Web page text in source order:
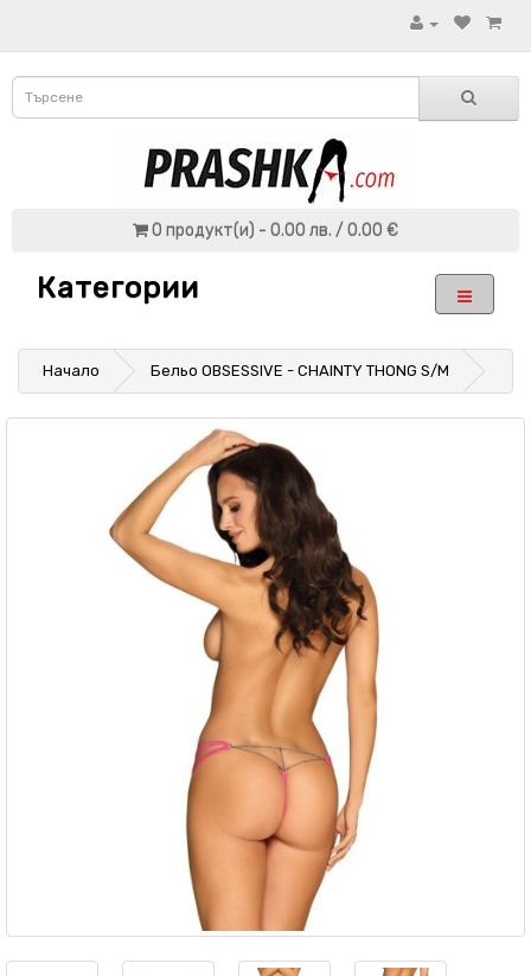
0 продукт(и) - 0.00 лв. / 0.00 €
Категории
Начало Бельо OBSESSIVE - CHAINTY THONG S/M